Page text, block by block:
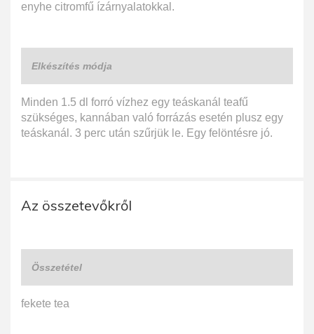
enyhe citromfű ízárnyalatokkal.
Elkészítés módja
Minden 1.5 dl forró vízhez egy teáskanál teafű
szükséges, kannában való forrázás esetén plusz egy
teáskanál. 3 perc után szűrjük le. Egy felöntésre jó.
Az összetevőkről
Összetétel
fekete tea